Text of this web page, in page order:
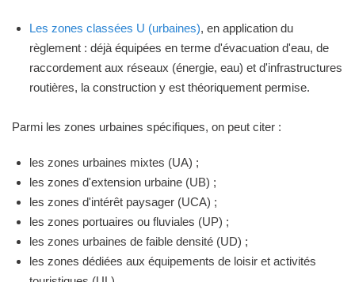
Les zones classées U (urbaines), en application du
règlement : déjà équipées en terme d'évacuation d'eau, de
raccordement aux réseaux (énergie, eau) et d'infrastructures
routières, la construction y est théoriquement permise.
Parmi les zones urbaines spécifiques, on peut citer :
les zones urbaines mixtes (UA) ;
les zones d'extension urbaine (UB) ;
les zones d'intérêt paysager (UCA) ;
les zones portuaires ou fluviales (UP) ;
les zones urbaines de faible densité (UD) ;
les zones dédiées aux équipements de loisir et activités